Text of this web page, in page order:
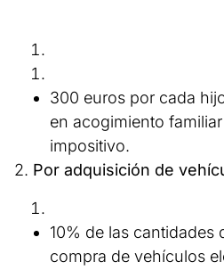
300 euros por cada
en acogimiento
impositivo.
2. Por adquisición de
10% de las cantidades
compra de vehículos